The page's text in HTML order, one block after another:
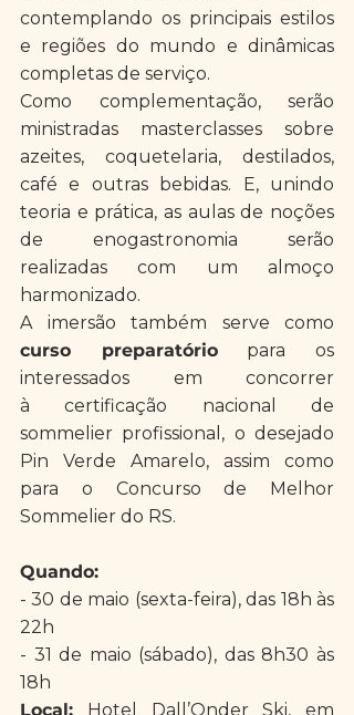
contemplando os principais estilos
e regiões do mundo e dinâmicas
completas de serviço.
Como complementação, serão
ministradas masterclasses sobre
azeites, coquetelaria, destilados,
café e outras bebidas. E, unindo
teoria e prática, as aulas de noções
de enogastronomia serão
realizadas com um almoço
harmonizado.
curso preparatório para os
interessados em concorrer
à certificação nacional de
sommelier profissional, o desejado
Pin Verde Amarelo, assim como
para o Concurso de Melhor
Sommelier do RS.
Quando:
- 30 de maio (sexta-feira), das 18h às
22h
- 31 de maio (sábado), das 8h30 às
18h
Local: Hotel Dall’Onder Ski, em